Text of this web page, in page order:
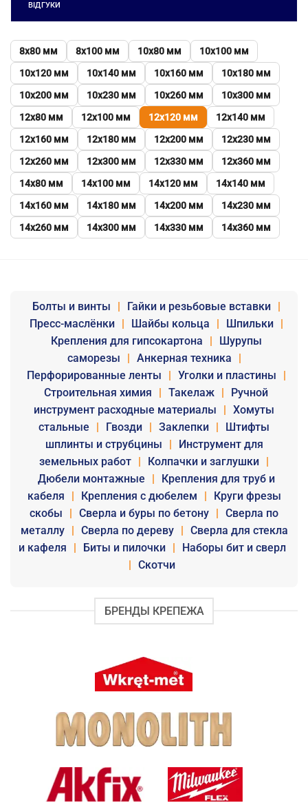
ВІДГУКИ
8х80 мм 8х100 мм 10х80 мм
10х100 мм
10х120 мм
10х140 мм 10х160 мм
10х180 мм
10х200 мм
10х230 мм 10х260 мм
10х300 мм
12х80 мм
12х100 мм 12х120 мм
12х140 мм
12х160 мм
12х180 мм 12х200 мм
12х230 мм
12х260 мм
12х300 мм 12х330 мм
12х360 мм
14х80 мм
14х100 мм 14х120 мм
14х140 мм
14х160 мм
14х180 мм 14х200 мм
14х230 мм
14х260 мм
14х300 мм 14х330 мм 14х360 мм
Болты и винты | Гайки и резьбовые вставки
|
Пресс-маслёнки
| Шайбы кольца | Шпильки
|
Крепления для гипсокартона
|
Шурупы
саморезы
| Анкерная техника
|
Перфорированные ленты
| Уголки и пластины
|
Строительная химия
| Такелаж |
Ручной
инструмент расходные материалы
| Хомуты
стальные
| Гвозди | Заклепки |
Штифты
шплинты и струбцины
|
Инструмент для
земельных работ | Колпачки и заглушки |
Дюбели монтажные
|
Крепления для труб и
кабеля
| Крепления с дюбелем |
Круги фрезы
скобы
| Сверла и буры по бетону | Сверла по
металлу
| Сверла по дереву | Сверла для стекла
и кафеля
| Биты и пилочки |
Наборы бит и сверл
| Скотчи
БРЕНДЫ КРЕПЕЖА